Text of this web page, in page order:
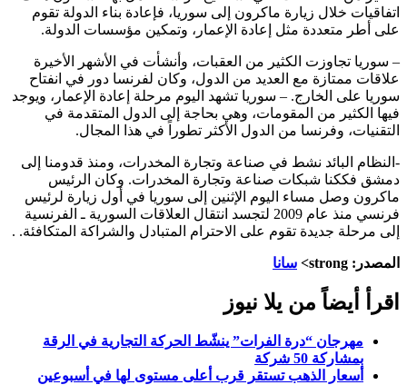
اتفاقيات خلال زيارة ماكرون إلى سوريا، فإعادة بناء الدولة تقوم
على أطر متعددة مثل إعادة الإعمار، وتمكين مؤسسات الدولة.
– سوريا تجاوزت الكثير من العقبات، وأنشأت في ‏الأشهر الأخيرة
علاقات ممتازة مع العديد من الدول، وكان ‏لفرنسا دور في انفتاح
سوريا على الخارج. – سوريا تشهد اليوم مرحلة إعادة الإعمار، ويوجد
فيها الكثير من المقومات، وهي بحاجة إلى الدول المتقدمة في
التقنيات، وفرنسا من الدول الأكثر تطوراً في هذا المجال.
-النظام البائد نشط في صناعة وتجارة ‏المخدرات، ومنذ قدومنا إلى
دمشق فككنا شبكات صناعة ‏وتجارة المخدرات. ‏وكان الرئيس
ماكرون وصل مساء اليوم الإثنين إلى سوريا في أول زيارة لرئيس
فرنسي منذ عام 2009 لتجسد انتقال العلاقات السورية ـ الفرنسية
إلى مرحلة ‌‏جديدة تقوم على الاحترام المتبادل والشراكة المتكافئة. ‏.
المصدر: strong> سانا
اقرأ أيضاً من يلا نيوز
مهرجان “درة الفرات” ينشّط الحركة التجارية في الرقة
بمشاركة 50 شركة
أسعار الذهب تستقر قرب أعلى مستوى لها في أسبوعين